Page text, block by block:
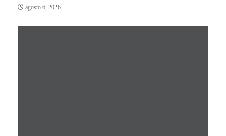
agosto 6, 2026